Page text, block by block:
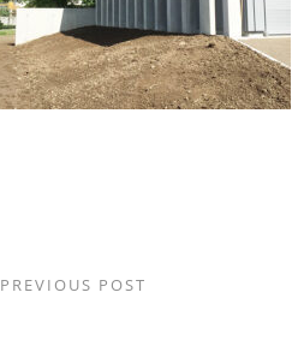
PREVIOUS POST